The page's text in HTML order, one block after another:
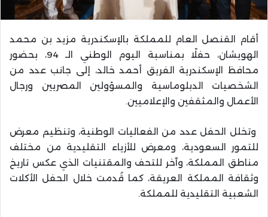
أقام القنصل العام للمملكة بالإسكندرية مزيد بن محمد
الهويشان، حفلًا بمناسبة اليوم الوطني الـ 94، بحضور
محافظ الإسكندرية الفريق أحمد خالد، إلى جانب عدد من
الشخصيات الدبلوماسية والمسؤولين المصريين ورجال
الأعمال والمثقفين والإعلاميين.
وتخلل الحفل عدد من الفعاليات الوطنية، وتنظيم معرض
للتمور السعودية، ومعرض للأزياء التقليدية من مختلف
مناطق المملكة، وآخر للتحف والمقتنيات الذي عكس تاريخ
وثقافة المملكة العريقة، كما قُدمت خلال الحفل الأكلات
الشعبية التقليدية للمملكة.